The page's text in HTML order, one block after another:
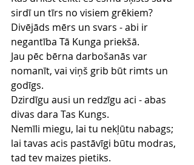
sirdī un tīrs no visiem grēkiem?
Divējāds mērs un svars - abi ir
negantība Tā Kunga priekšā.
Jau pēc bērna darbošanās var
nomanīt, vai viņš grib būt rimts un
godīgs.
Dzirdīgu ausi un redzīgu aci - abas
divas dara Tas Kungs.
Nemīli miegu, lai tu nekļūtu nabags;
lai tavas acis pastāvīgi būtu modras,
tad tev maizes pietiks.